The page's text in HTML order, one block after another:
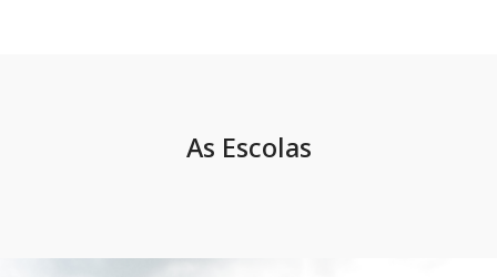
As Escolas